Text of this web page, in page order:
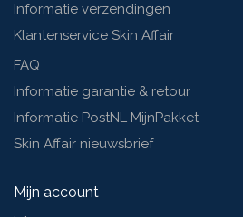
Informatie verzendingen
Klantenservice Skin Affair
FAQ
Informatie garantie & retour
Informatie PostNL MijnPakket
Skin Affair nieuwsbrief
Mijn account